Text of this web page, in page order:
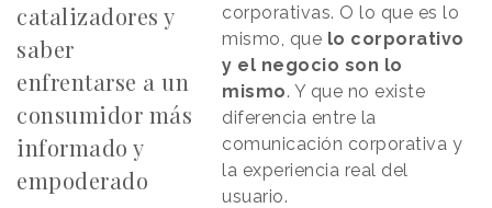
catalizadores y
saber
enfrentarse a un
consumidor más
informado y
empoderado
corporativas. O lo que es lo
mismo, que lo corporativo
y el negocio son lo
mismo. Y que no existe
diferencia entre la
comunicación corporativa y
la experiencia real del
usuario.